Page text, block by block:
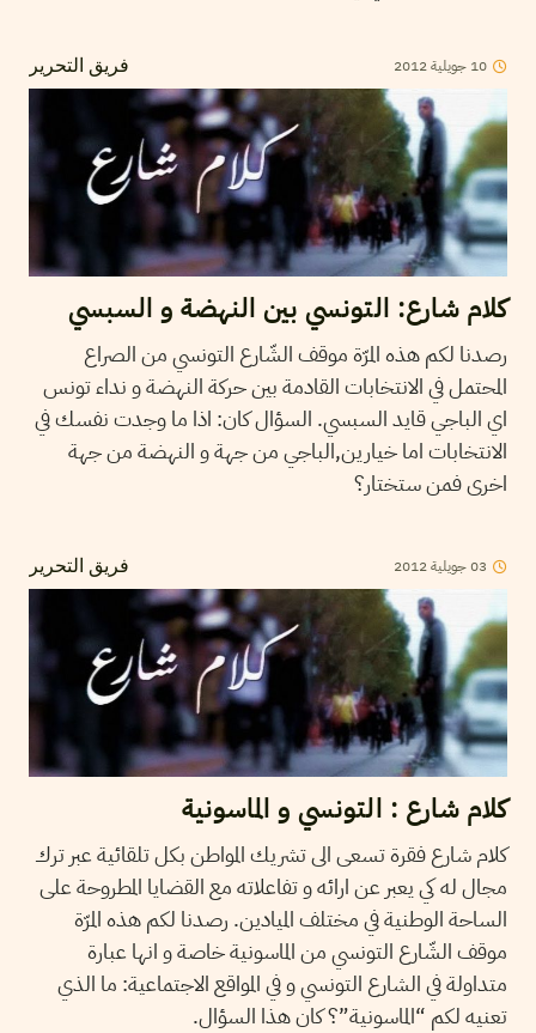
فريق التحرير 10 جويلية2012
كلام شارع: التونسي بين النهضة و السبسي
رصدنا لكم هذه المرّة موقف الشّارع التونسي من الصراع
المحتمل في الانتخابات القادمة بين حركة النهضة و نداء تونس
اي الباجي قايد السبسي. السؤال كان: اذا ما وجدت نفسك في
الانتخابات اما خيارين,الباجي من جهة و النهضة من جهة
اخرى فمن ستختار؟
فريق التحرير 03جويلية2012
كلام شارع : التونسي و الماسونية
كلام شارع فقرة تسعى الى تشريك المواطن بكل تلقائية عبر ترك
مجال له كي يعبر عن ارائه و تفاعلاته مع القضايا المطروحة على
الساحة الوطنية في مختلف الميادين. رصدنا لكم هذه المرّة
موقف الشّارع التونسي من الماسونية خاصة و انها عبارة
متداولة في الشارع التونسي و في المواقع الاجتماعية: ما الذي
تعنيه لكم “الماسونية”؟ كان هذا السؤال.